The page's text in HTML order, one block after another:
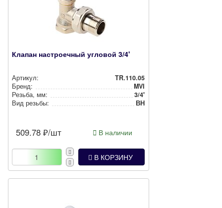
Клапан настроечный угловой 3/4'
Артикул:
TR.110.05
Бренд:
MVI
Резьба, мм:
3/4'
Вид резьбы:
ВН
509.78 ₽/шт В наличии
В КОРЗИНУ